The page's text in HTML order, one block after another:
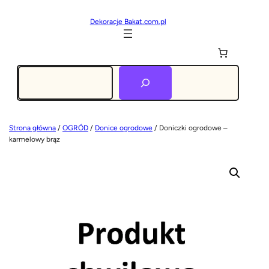
Dekoracje Bakat.com.pl
Szukaj
Strona główna /OGRÓD / Donice ogrodowe / Doniczki ogrodowe –
karmelowy brąz